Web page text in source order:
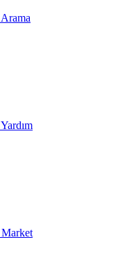
Arama
Yardım
Market